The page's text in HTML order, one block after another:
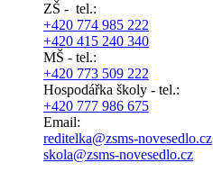
ZŠ - tel.:
+420 774 985 222
+420 415 240 340
MŠ - tel.:
+420 773 509 222
Hospodářka školy - tel.:
+420 777 986 675
Email:
reditelka@zsms-novesedlo.cz
skola@zsms-novesedlo.cz